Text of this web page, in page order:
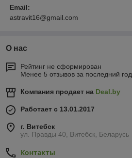
Email:
astravit16@gmail.com
О нас
Рейтинг не сформирован
Менее 5 отзывов за последний год
Компания продает на Deal.by
Работает с 13.01.2017
г. Витебск
ул. Правды 40, Витебск, Беларусь
Контакты